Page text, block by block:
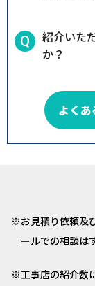
紹介いた
か？
よく
お見積り依頼及
ールでの相談は
工事店の紹介数